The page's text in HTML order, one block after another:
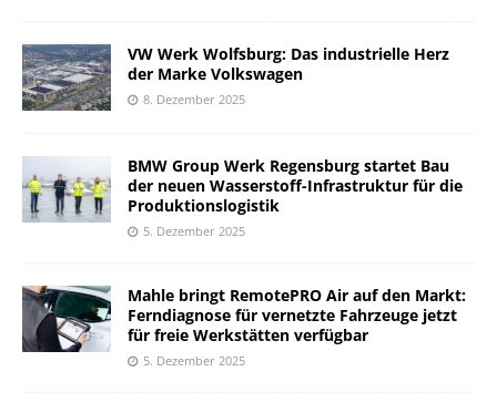
VW Werk Wolfsburg: Das industrielle Herz
der Marke Volkswagen
8. Dezember 2025
BMW Group Werk Regensburg startet Bau
der neuen Wasserstoff-Infrastruktur für die
Produktionslogistik
5. Dezember 2025
Mahle bringt RemotePRO Air auf den Markt:
Ferndiagnose für vernetzte Fahrzeuge jetzt
für freie Werkstätten verfügbar
5. Dezember 2025